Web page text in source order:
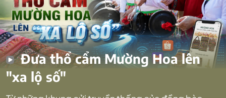
Đưa thổ cẩm Mường Hoa lên
"xa lộ số"